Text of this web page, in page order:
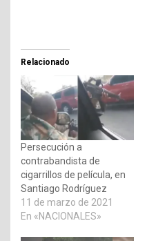
Relacionado
Persecución a
contrabandista de
cigarrillos de película, en
Santiago Rodríguez
11 de marzo de 2021
En «NACIONALES»